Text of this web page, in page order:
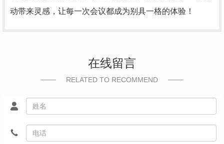
动带来灵感，让每一次会议都成为别具一格的体验！
在线留言
RELATED TO RECOMMEND